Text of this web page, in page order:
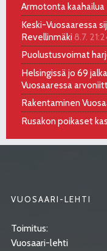
Armotonta kaahailua
Keski-Vuosaaressa
Revellinmäki 8.7.
Puolustusvoimat
Helsingissä jo 69
Vuosaaressa
Rakentaminen
Rusakon poikaset
VUOSAARI-LEHTI
Toimitus:
Vuosaari-lehti